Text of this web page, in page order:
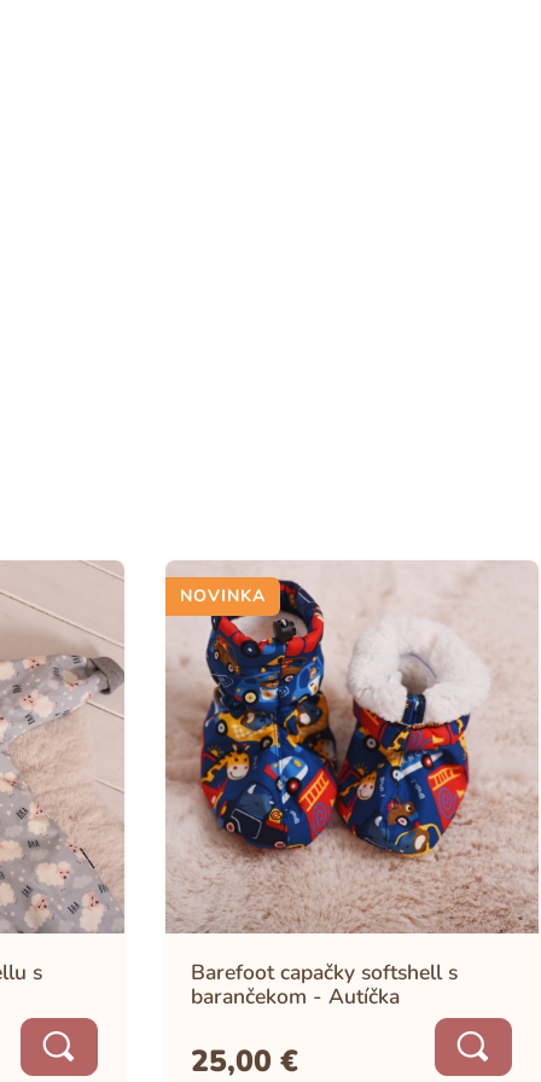
s
NOVINKA
Barefoot capačky softshell s
barančekom - Autíčka
25,00€